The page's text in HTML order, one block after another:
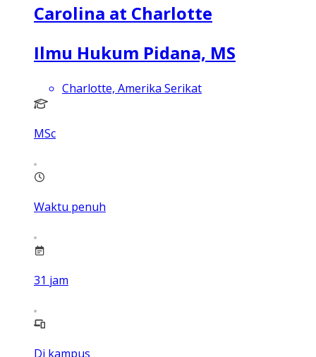
Carolina at Charlotte
Ilmu Hukum Pidana, MS
Charlotte, Amerika Serikat
MSc
Waktu penuh
31 jam
Di kampus